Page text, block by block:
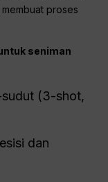
proses
seniman
sudut (3-shot,
dan